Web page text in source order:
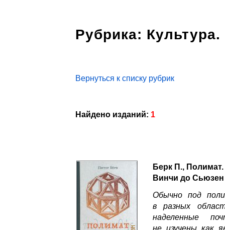
Рубрика:
Вернуться к списку рубрик
Найдено изданий: 1
Берк П.,
Винчи до
Обычно под
в разных
наделенные
не изучены как